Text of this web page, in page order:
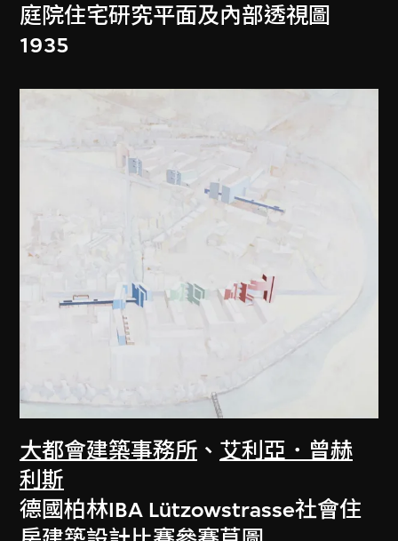
庭院住宅研究平面及內部透視圖
1935
大都會建築事務所 、 艾利亞．曾赫
利斯
德國柏林IBA Lützowstrasse社會住